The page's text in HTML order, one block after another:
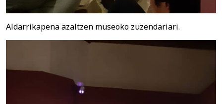
Aldarrikapena azaltzen museoko zuzendariari.